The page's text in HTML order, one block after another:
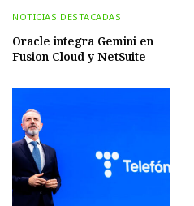
NOTICIAS DESTACADAS
Oracle integra Gemini en
Fusion Cloud y NetSuite